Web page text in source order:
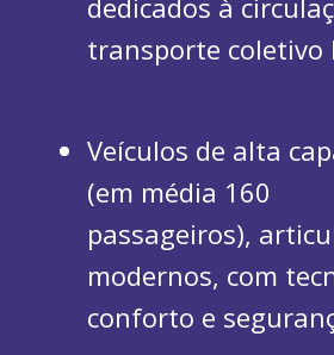
dedicados à
transporte coletivo
Veículos de alta
(em média 160
passageiros),
modernos, com
conforto e